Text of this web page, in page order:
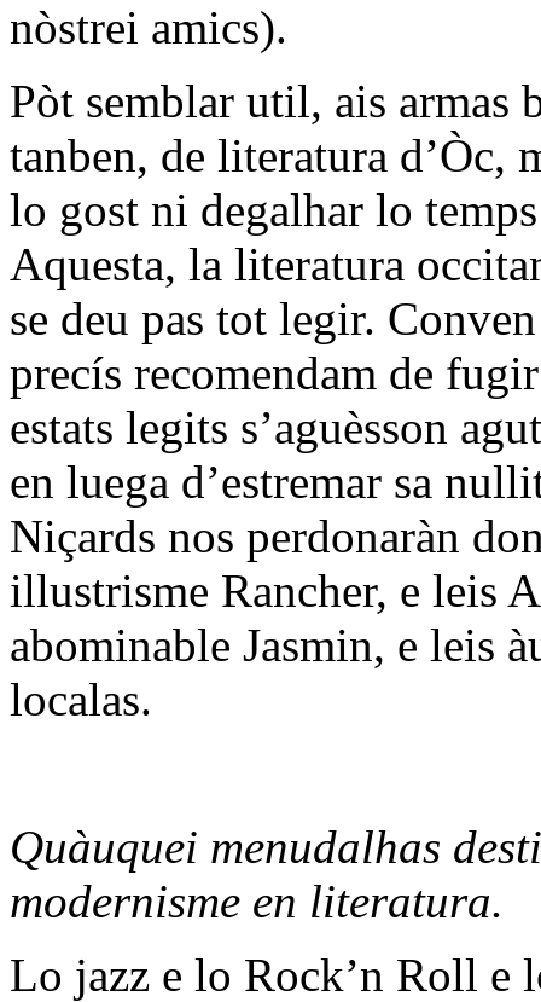
nòstrei amics).
Pòt semblar util, ais armas
tanben, de literatura d’Òc,
lo gost ni degalhar lo
Aquesta, la literatura
se deu pas tot legir.
precís recomendam de
estats legits s’aguèsson
en luega d’estremar sa
Niçards nos perdonaràn
illustrisme Rancher, e leis
abominable Jasmin, e leis
localas.
Quàuquei menudalhas
modernisme en literatura.
Lo jazz e lo Rock’n Roll e